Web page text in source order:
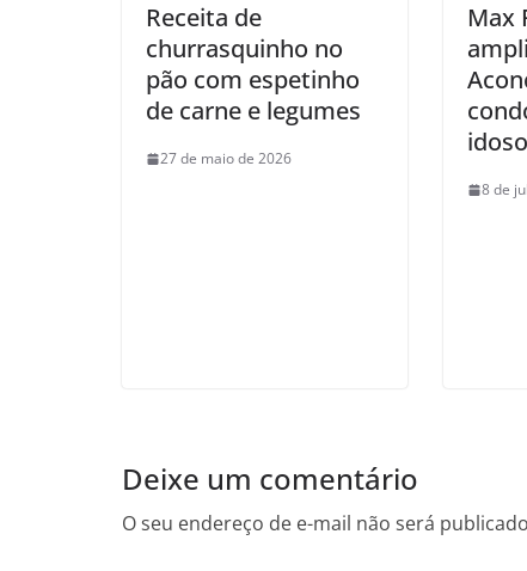
Receita de
churrasquinho no
pão com espetinho
de carne e legumes
27 de maio de 2026
Max
8 de
Deixe um comentário
O seu endereço de e-mail não será